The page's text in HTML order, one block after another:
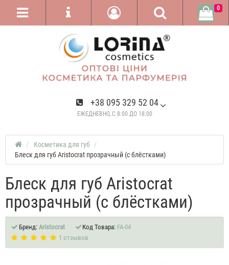
+38 095 329 52 04
ЕЖЕДНЕВНО, С 8:00 ДО 18:00
0
Косметика для губ
Блеск для губ Aristocrat прозрачный (с блёстками)
Блеск для губ Aristocrat
прозрачный (с блёстками)
Бренд: Aristocrat Код Товара: FA-04
1 отзывов